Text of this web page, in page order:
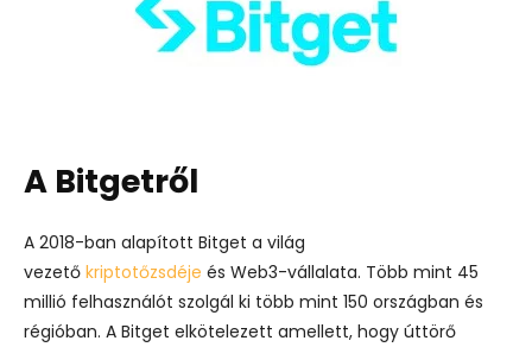
A Bitgetről
A 2018-ban alapított Bitget a világ
vezető kriptotőzsdéje és Web3-vállalata. Több mint 45
millió felhasználót szolgál ki több mint 150 országban és
régióban. A Bitget elkötelezett amellett, hogy úttörő